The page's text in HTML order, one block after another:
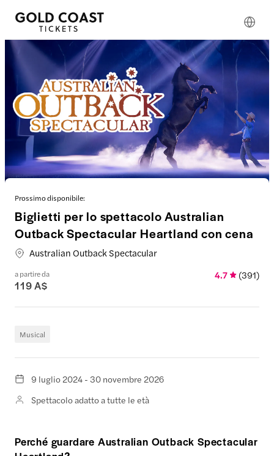
Prossimo disponibile:
Biglietti per lo spettacolo Australian
Outback Spectacular Heartland con cena
Australian Outback Spectacular
a partire da
119 A$
4.7 (391)
Musical
9 luglio 2024 - 30 novembre 2026
Spettacolo adatto a tutte le età
Perché guardare Australian Outback Spectacular